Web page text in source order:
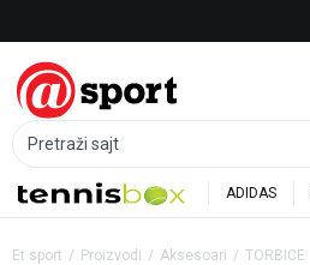
Pretraži sajt
ADIDAS
Et sport Proizvodi Aksesoari
TORBICE